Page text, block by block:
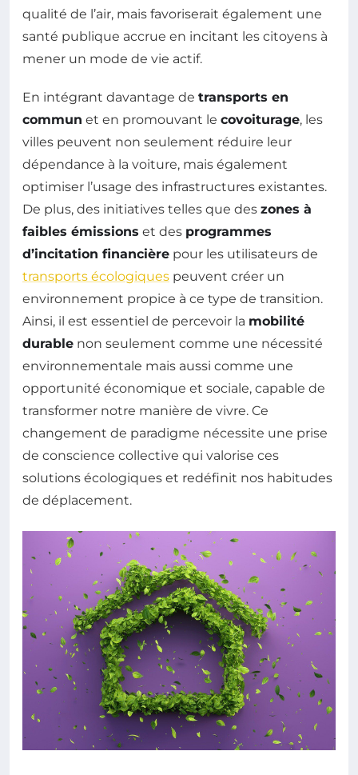
qualité de l’air, mais favoriserait également une
santé publique accrue en incitant les citoyens à
mener un mode de vie actif.
En intégrant davantage de transports en
commun et en promouvant le covoiturage, les
villes peuvent non seulement réduire leur
dépendance à la voiture, mais également
optimiser l’usage des infrastructures existantes.
De plus, des initiatives telles que des zones à
faibles émissions et des programmes
d’incitation financière pour les utilisateurs de
transports écologiques peuvent créer un
environnement propice à ce type de transition.
Ainsi, il est essentiel de percevoir la mobilité
durable non seulement comme une nécessité
environnementale mais aussi comme une
opportunité économique et sociale, capable de
transformer notre manière de vivre. Ce
changement de paradigme nécessite une prise
de conscience collective qui valorise ces
solutions écologiques et redéfinit nos habitudes
de déplacement.